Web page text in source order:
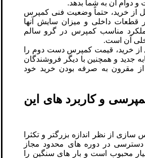
و دوام آن به شما بدهد.
از خرید، حتماً وضعیت فنی کمپرس
قطعات داخلی و میزان سایش آنها
مناسب کمپرس در گرو سالم
آن است.
از خرید، قیمت کمپرس دست دوم را
جدید و همچنین با دیگر فروشندگان
از مقرون به صرفه بودن خرید خود
و کاربرد های این
سازی از نظر اندازه بزرگتر و تکثرا
در دوره های محدود مجاز
محبوب است و بار های سنگین را